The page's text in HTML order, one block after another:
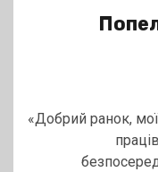
«Добрий ранок,